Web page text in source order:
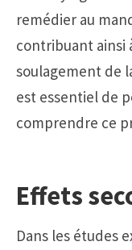
remédier au
contribuant ainsi
soulagement de
est essentiel de
comprendre ce
Effets
Dans les études